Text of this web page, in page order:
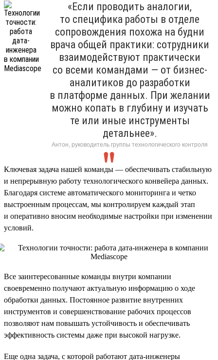
«Если проводить аналогии,
то специфика работы в отделе
сопровождения похожа на будни
врача общей практики: сотрудники
взаимодействуют практически
со всеми командами — от бизнес-
аналитиков до разработки
в платформе данных. При желании
можно копать в глубину и изучать
те или иные инструменты
детальнее».
Антон, руководитель группы технологического контроля
Ключевая задача нашей команды — обеспечивать стабильную
и непрерывную работу технологического конвейера данных.
Благодаря системе автоматического мониторинга и четко
выстроенным процессам, мы контролируем каждый этап
и оперативно вносим необходимые настройки при изменении
условий.
Все заинтересованные команды внутри компании
своевременно получают актуальную информацию о ходе
обработки данных. Постоянное развитие внутренних
инструментов и совершенствование рабочих процессов
позволяют нам повышать устойчивость и обеспечивать
эффективность системы даже при высокой нагрузке.
Еще одна задача, с которой работают дата-инженеры